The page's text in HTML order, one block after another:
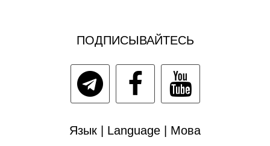
ПОДПИСЫВАЙТЕСЬ
Язык | Language | Мова